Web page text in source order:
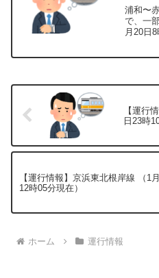
浦和〜
で、一
月20日8
【運行
日23時
【運行情報】京浜東北根岸線 （1
12時05分現在）
ホーム 運行情報